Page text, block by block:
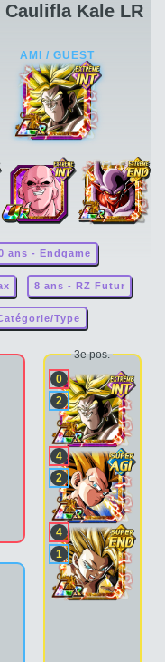
Caulifla Kale LR
ans - Endgame
8 ans - RZ Futur
Type
3e pos.
0
2
4
2
4
1